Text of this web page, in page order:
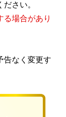
さい。
場合があり
告なく変更す